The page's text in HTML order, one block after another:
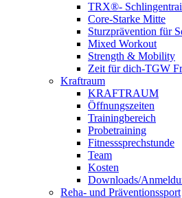
TRX®-
Core-Starke Mitte
Sturzprävention für
Mixed Workout
Strength & Mobility
Zeit für dich-TGW
Kraftraum
KRAFTRAUM
Öffnungszeiten
Trainingbereich
Probetraining
Fitnesssprechstunde
Team
Kosten
Downloads/
Reha- und Präventionssport